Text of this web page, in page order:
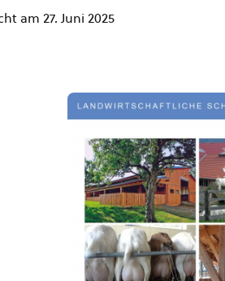
am 27. Juni 2025